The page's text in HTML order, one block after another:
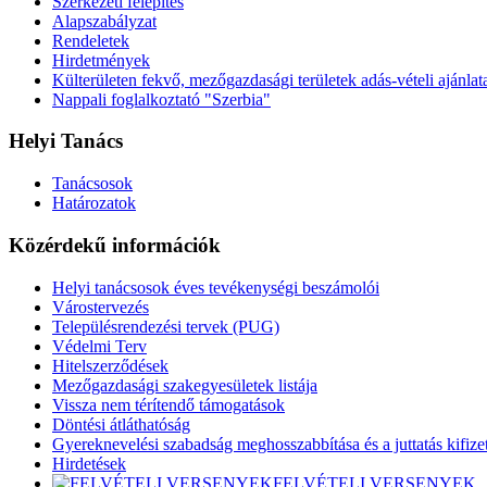
Alapszabályzat
Rendeletek
Hirdetmények
Külterületen fekvő, mezőgazdasági területek adás-vételi
Nappali foglalkoztató "Szerbia"
Helyi Tanács
Tanácsosok
Határozatok
Közérdekű információk
Helyi tanácsosok éves tevékenységi beszámolói
Várostervezés
Településrendezési tervek (PUG)
Védelmi Terv
Hitelszerződések
Mezőgazdasági szakegyesületek listája
Vissza nem térítendő támogatások
Döntési átláthatóság
Gyereknevelési szabadság meghosszabbítása és a juttatás
Hirdetések
FELVÉTELI VERSENYEK